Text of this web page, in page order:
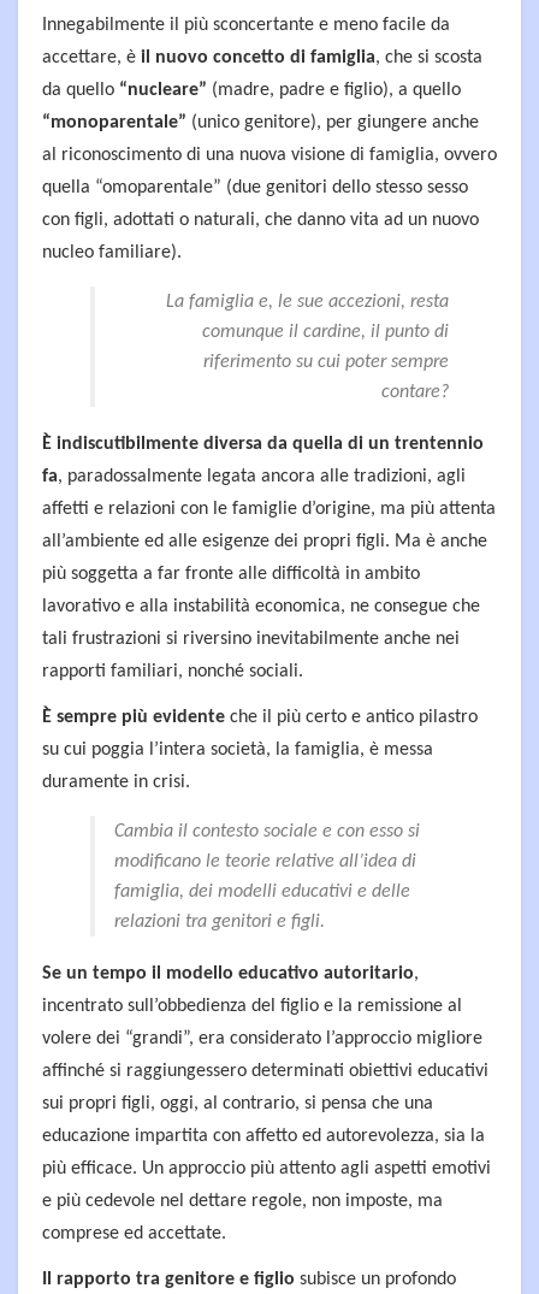
Innegabilmente il più sconcertante e meno facile da
accettare, è il nuovo concetto di famiglia, che si scosta
da quello “nucleare” (madre, padre e figlio), a quello
“monoparentale” (unico genitore), per giungere anche
al riconoscimento di una nuova visione di famiglia, ovvero
quella “omoparentale” (due genitori dello stesso sesso
con figli, adottati o naturali, che danno vita ad un nuovo
nucleo familiare).
La famiglia e, le sue accezioni, resta
comunque il cardine, il punto di
riferimento su cui poter sempre
contare?
È indiscutibilmente diversa da quella di un trentennio
fa, paradossalmente legata ancora alle tradizioni, agli
affetti e relazioni con le famiglie d’origine, ma più attenta
all’ambiente ed alle esigenze dei propri figli. Ma è anche
più soggetta a far fronte alle difficoltà in ambito
lavorativo e alla instabilità economica, ne consegue che
tali frustrazioni si riversino inevitabilmente anche nei
rapporti familiari, nonché sociali.
È sempre più evidente che il più certo e antico pilastro
su cui poggia l’intera società, la famiglia, è messa
duramente in crisi.
Cambia il contesto sociale e con esso si
modificano le teorie relative all’idea di
famiglia, dei modelli educativi e delle
relazioni tra genitori e figli.
Se un tempo il modello educativo autoritario,
incentrato sull’obbedienza del figlio e la remissione al
volere dei “grandi”, era considerato l’approccio migliore
affinché si raggiungessero determinati obiettivi educativi
sui propri figli, oggi, al contrario, si pensa che una
educazione impartita con affetto ed autorevolezza, sia la
più efficace. Un approccio più attento agli aspetti emotivi
e più cedevole nel dettare regole, non imposte, ma
comprese ed accettate.
Il rapporto tra genitore e figlio subisce un profondo